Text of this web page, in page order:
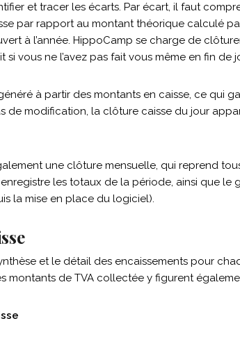
et tracer les écarts. Par écart, il faut
par rapport au montant théorique calculé
à l’année. HippoCamp se charge de
vous ne l’avez pas fait vous même en fin de
à partir des montants en caisse, ce qui
de modification, la clôture caisse du jour
une clôture mensuelle, qui reprend
les totaux de la période, ainsi que le
la mise en place du logiciel).
et le détail des encaissements pour
montants de TVA collectée y figurent